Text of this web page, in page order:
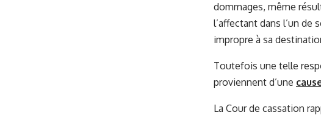
dommages, même
l’affectant dans l’un
impropre à sa
Toutefois une telle
proviennent d’une
La Cour de cassation